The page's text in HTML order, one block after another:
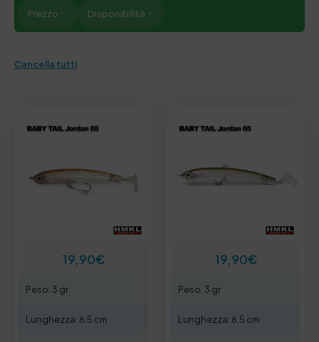
Prezzo Disponibilità
Cancella tutti
19,90€
Peso: 3 gr
Lunghezza: 6.5 cm
19,90€
Peso: 3 gr
Lunghezza: 6.5 cm